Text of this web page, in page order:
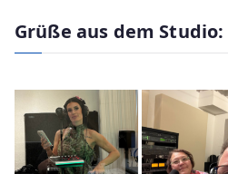
Grüße aus dem Studio: